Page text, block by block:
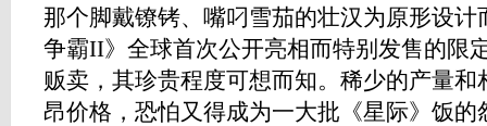
那个脚戴镣铐、嘴叼雪茄的壮汉为原形设
争霸II》全球首次公开亮相而特别发售的限
贩卖，其珍贵程度可想而知。稀少的产量
昂价格，恐怕又得成为一大批《星际》饭